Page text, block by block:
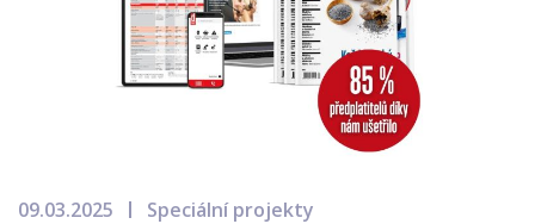
09.03.2025 Speciální projekty